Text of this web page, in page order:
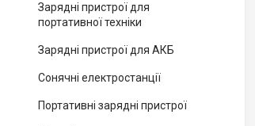
Зарядні пристрої для
портативної техніки
Зарядні пристрої для АКБ
Сонячні електростанції
Портативні зарядні пристрої